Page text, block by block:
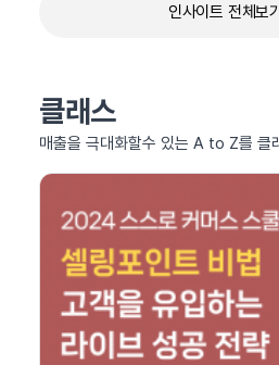
인사이트 전체보기
클래스
매출을 극대화할수 있는 A to Z를 클